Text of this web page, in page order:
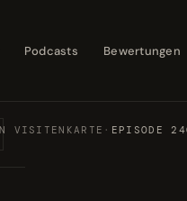
Podcasts Bewertungen
VISITENKARTE · EPISODE